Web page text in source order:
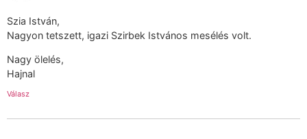
Szia István,
Nagyon tetszett, igazi Szirbek Istvános mesélés volt.
Nagy ölelés,
Hajnal
Válasz